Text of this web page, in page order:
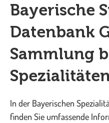
Bayerische
Datenbank
Sammlung
In der Bayerischen
finden Sie umfassende